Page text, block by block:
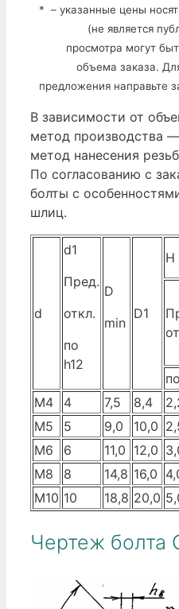
* – указанные цены
(не является
просмотра могут
объема заказа.
предложения направьте
В зависимости от
метод производства
метод нанесения
По согласованию с
болты с
шлиц.
d
d1
Пред.
откл.
по
h12
D
min
D1
H
М4
4 7,5 8,4
М5
5 9,0 10,0
М6
6 11,0 12,0
М8
8 14,8 16,0
М10 10 18,8 20,0
Чертеж болта